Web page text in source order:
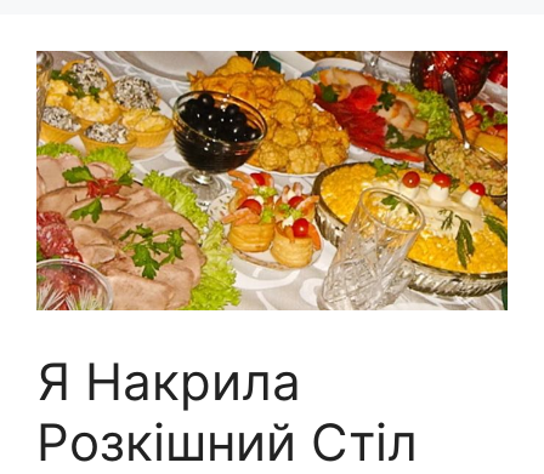
Я Накрила
Розкішний Стіл